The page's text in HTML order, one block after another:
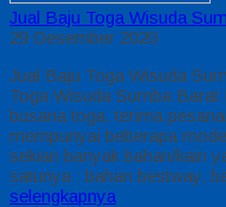
Jual Baju Toga Wisuda
29 Desember 2020
Jual Baju Toga Wisuda
Toga Wisuda Sumba
busana toga. terima
mempunyai beberapa
sekian banyak bahan/kain
satunya : bahan bestway,
selengkapnya